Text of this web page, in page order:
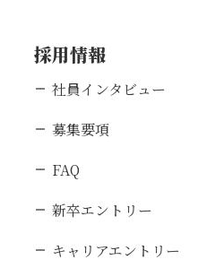
採用情報
社員インタビュー
募集要項
FAQ
新卒エントリー
キャリアエントリー